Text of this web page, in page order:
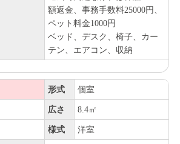
額返金、事務手数料25000円、
ペット料金1000円
ベッド、デスク、椅子、カー
テン、エアコン、収納
形式 個室
広さ 8.4㎡
様式 洋室